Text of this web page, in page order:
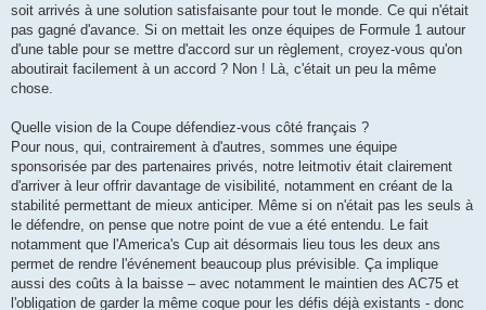
soit arrivés à une solution satisfaisante pour tout le monde. Ce qui n'était
pas gagné d'avance. Si on mettait les onze équipes de Formule 1 autour
d'une table pour se mettre d'accord sur un règlement, croyez-vous qu'on
aboutirait facilement à un accord ? Non ! Là, c'était un peu la même
chose.
Quelle vision de la Coupe défendiez-vous côté français ?
Pour nous, qui, contrairement à d'autres, sommes une équipe
sponsorisée par des partenaires privés, notre leitmotiv était clairement
d'arriver à leur offrir davantage de visibilité, notamment en créant de la
stabilité permettant de mieux anticiper. Même si on n'était pas les seuls à
le défendre, on pense que notre point de vue a été entendu. Le fait
notamment que l'America's Cup ait désormais lieu tous les deux ans
permet de rendre l'événement beaucoup plus prévisible. Ça implique
aussi des coûts à la baisse – avec notamment le maintien des AC75 et
l'obligation de garder la même coque pour les défis déjà existants - donc